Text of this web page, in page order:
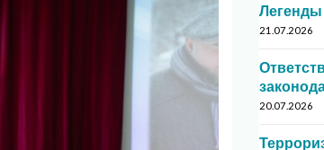
Легенды
21.07.2026
20.07.2026